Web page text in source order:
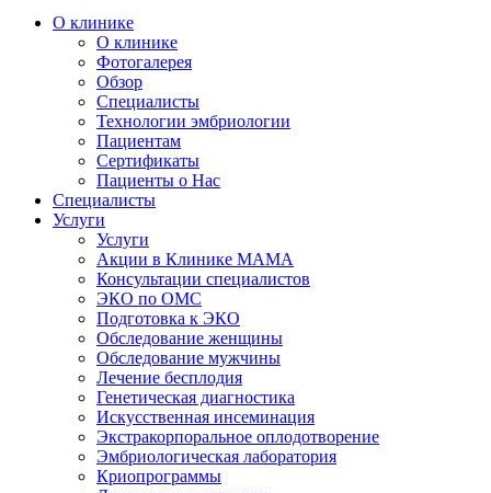
О клинике
О клинике
Фотогалерея
Обзор
Специалисты
Технологии эмбриологии
Пациентам
Сертификаты
Пациенты о Нас
Специалисты
Услуги
Услуги
Акции в Клинике МАМА
Консультации специалистов
ЭКО по ОМС
Подготовка к ЭКО
Обследование женщины
Обследование мужчины
Лечение бесплодия
Генетическая диагностика
Искусственная инсеминация
Экстракорпоральное оплодотворение
Эмбриологическая лаборатория
Криопрограммы